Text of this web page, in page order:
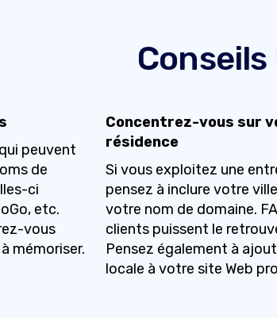
peuvent
de
ci
etc.
vous
mémoriser.
Concentrez-vous sur
résidence
Si vous exploitez une
pensez à inclure votre
votre nom de domaine.
clients puissent le
Pensez également à
locale à votre site Web